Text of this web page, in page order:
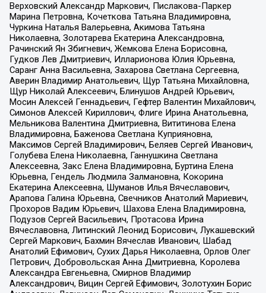
Верховский Александр Маркович, Пислакова-Паркер
Марина Петровна, Кочеткова Татьяна Владимировна,
Чуркина Наталья Валерьевна, Акимова Татьяна
Николаевна, Золотарева Екатерина Александровна,
Рачинский Ян Збигневич, Жемкова Елена Борисовна,
Гудков Лев Дмитриевич, Илларионова Юлия Юрьевна,
Саранг Анна Васильевна, Захарова Светлана Сергеевна,
Аверин Владимир Анатольевич, Щур Татьяна Михайловна,
Щур Николай Алексеевич, Блинушов Андрей Юрьевич,
Мосин Алексей Геннадьевич, Гефтер Валентин Михайлович,
Симонов Алексей Кириллович, Флиге Ирина Анатольевна,
Мельникова Валентина Дмитриевна, Вититинова Елена
Владимировна, Баженова Светлана Куприяновна,
Максимов Сергей Владимирович, Беляев Сергей Иванович,
Голубева Елена Николаевна, Ганнушкина Светлана
Алексеевна, Закс Елена Владимировна, Буртина Елена
Юрьевна, Гендель Людмила Залмановна, Кокорина
Екатерина Алексеевна, Шуманов Илья Вячеславович,
Арапова Галина Юрьевна, Свечников Анатолий Мариевич,
Прохоров Вадим Юрьевич, Шахова Елена Владимировна,
Подузов Сергей Васильевич, Протасова Ирина
Вячеславовна, Литинский Леонид Борисович, Лукашевский
Сергей Маркович, Бахмин Вячеслав Иванович, Шабад
Анатолий Ефимович, Сухих Дарья Николаевна, Орлов Олег
Петрович, Добровольская Анна Дмитриевна, Королева
Александра Евгеньевна, Смирнов Владимир
Александрович, Вицин Сергей Ефимович, Золотухин Борис